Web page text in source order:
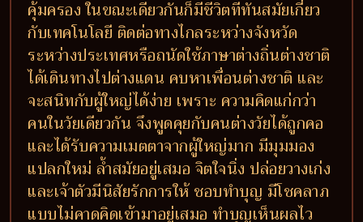
คุ้มครอง ในขณะเดียวกันก็มีชีวิตทีทันสมัยเกี่ยว
กับเทคโนโลยี ติดต่อทางไกลระหว่างจังหวัด
ระหว่างประเทศหรือถนัดใช้ภาษาต่างถิ่นต่างชาติ
ได้เดินทางไปต่างแดน คบหาเพื่อนต่างชาติ และ
จะสนิทกับผู้ใหญ่ได้ง่าย เพราะ ความคิดแก่กว่า
คนในวัยเดียวกัน จึงพูดคุยกับคนต่างวัยได้ถูกคอ
และได้รับความเมตตาจากผู้ใหญ่มาก มีมุมมอง
แปลกใหม่ ล้ำสมัยอยู่เสมอ จิตใจนิ่ง ปล่อยวางเก่ง
และเจ้าตัวมีนิสัยรักการให้ ชอบทำบุญ มีโชคลาภ
แบบไม่คาดคิดเข้ามาอยู่เสมอ ทำบุญเห็นผลไว